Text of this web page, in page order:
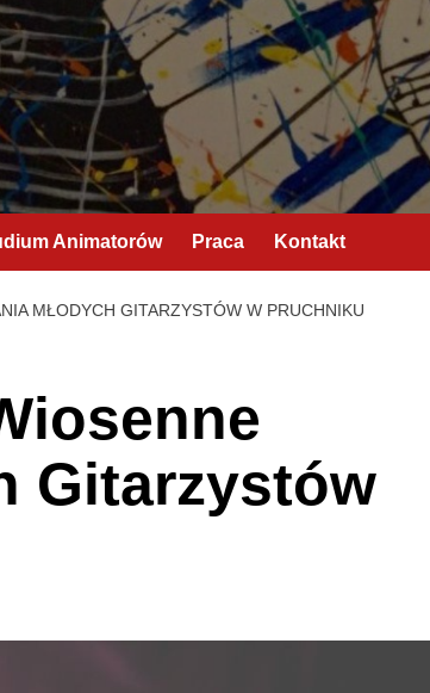
Animatorów Praca Kontakt
MŁODYCH GITARZYSTÓW W PRUCHNIKU
Gitarzystów